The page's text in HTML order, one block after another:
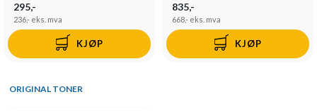
295,-
236,- eks. mva
KJØP
835,-
668,- eks. mva
KJØP
ORIGINAL TONER